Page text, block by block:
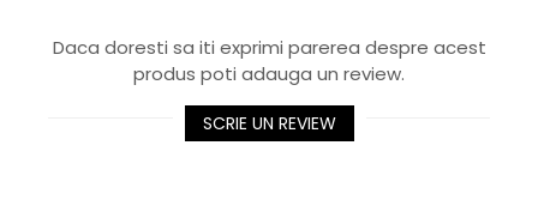
Daca doresti sa iti exprimi parerea despre acest
produs poti adauga un review.
SCRIE UN REVIEW